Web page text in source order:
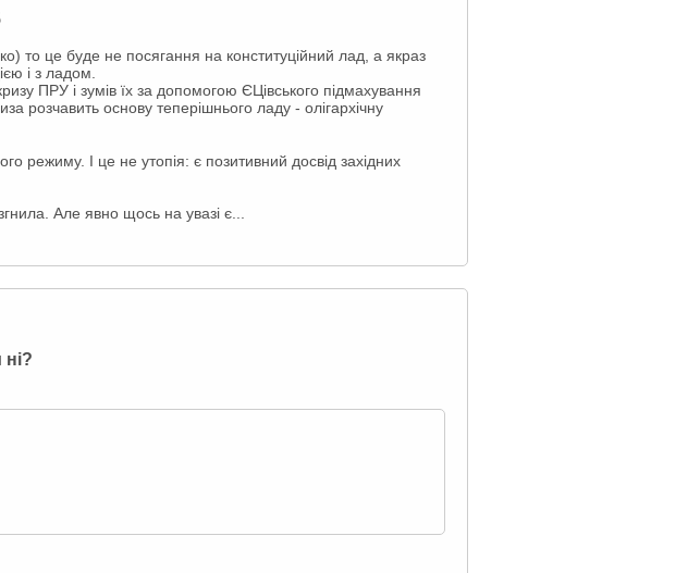
то це буде не посягання на конституційний лад, а якраз
і з ладом.
ПРУ і зумів їх за допомогою ЄЦівського підмахування
розчавить основу теперішнього ладу - олігархічну
режиму. І це не утопія: є позитивний досвід західних
Але явно щось на увазі є...